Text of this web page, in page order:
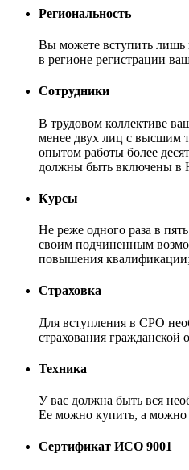
Региональность
Вы можете вступить лишь
в регионе регистрации
Сотрудники
В трудовом коллективе
менее двух лиц с высшим
опытом работы более
должны быть включены в
Курсы
Не реже одного раза в
своим подчиненным
повышения квалификации;
Страховка
Для вступления в СРО
страхования гражданской
Техника
У вас должна быть вся
Ее можно купить, а можно
Сертификат ИСО 9001